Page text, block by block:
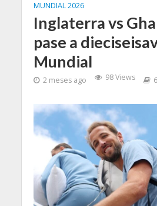
MUNDIAL 2026
Inglaterra vs
pase a
Mundial
2 meses ago 98 Views